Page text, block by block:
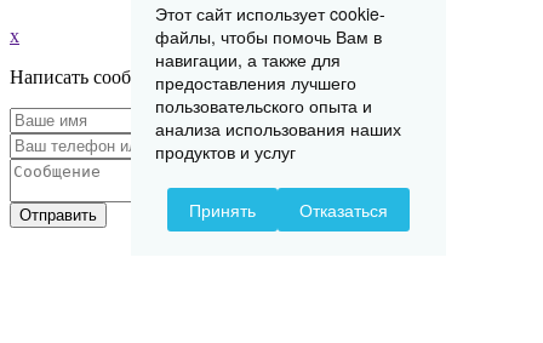
x
Написать сообщение
Отправить
Этот сайт использует cookie-
файлы, чтобы помочь Вам в
навигации, а также для
предоставления лучшего
пользовательского опыта и
анализа использования наших
продуктов и услуг
Принять Отказаться